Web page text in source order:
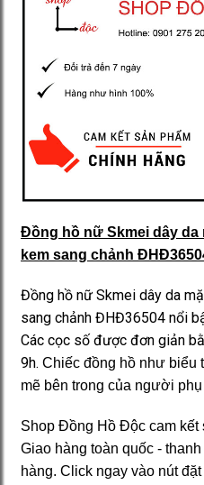
Đồng hồ nữ Skmei dây da
kem sang chảnh
Đồng hồ nữ Skmei dây da
sang chảnh ĐHĐ36504 nổi
Các cọc số được đơn giản
9h. Chiếc đồng hồ như biểu
mẽ bên trong của người
Shop Đồng Hồ Độc cam kết
Giao hàng toàn quốc -
hàng. Click ngay vào nút